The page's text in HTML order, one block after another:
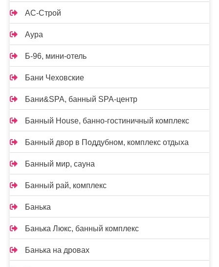
АС-Строй
Аура
Б-96, мини-отель
Бани Чеховские
Бани&SPA, банный SPA-центр
Банный House, банно-гостиничный комплекс
Банный двор в Поддубном, комплекс отдыха
Банный мир, сауна
Банный рай, комплекс
Банька
Банька Люкс, банный комплекс
Банька на дровах